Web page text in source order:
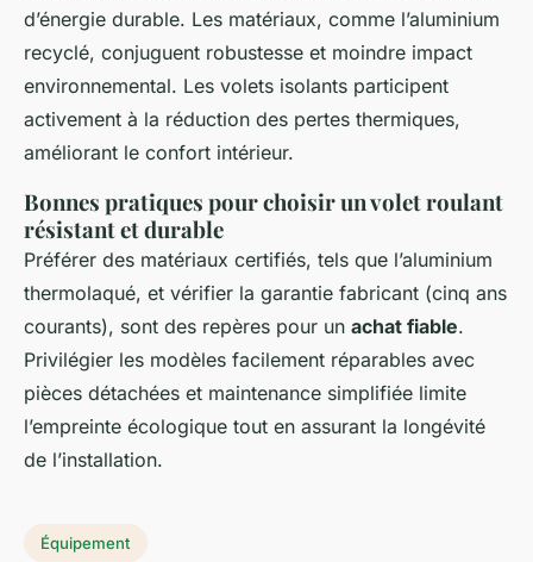
d’énergie durable. Les matériaux, comme l’aluminium
recyclé, conjuguent robustesse et moindre impact
environnemental. Les volets isolants participent
activement à la réduction des pertes thermiques,
améliorant le confort intérieur.
Bonnes pratiques pour choisir un volet roulant
résistant et durable
Préférer des matériaux certifiés, tels que l’aluminium
thermolaqué, et vérifier la garantie fabricant (cinq ans
courants), sont des repères pour un achat fiable.
Privilégier les modèles facilement réparables avec
pièces détachées et maintenance simplifiée limite
l’empreinte écologique tout en assurant la longévité
de l’installation.
Équipement